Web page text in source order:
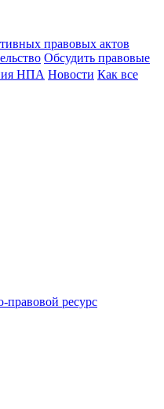
правовых актов
Обсудить правовые
НПА Новости Как все
правовой ресурс